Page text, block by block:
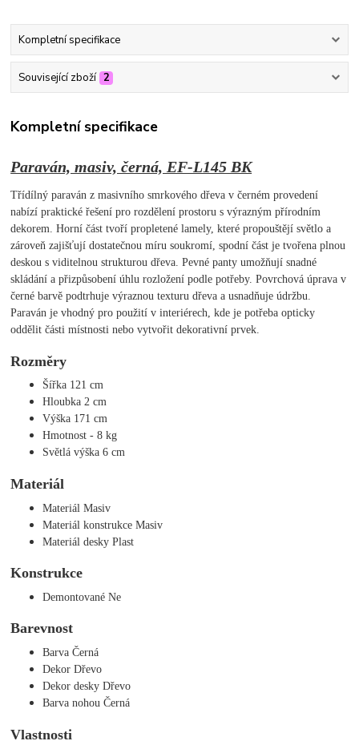
Kompletní specifikace
Související zboží 2
Kompletní specifikace
Paraván, masiv, černá, EF-L145 BK
Třídílný paraván z masivního smrkového dřeva v černém provedení
nabízí praktické řešení pro rozdělení prostoru s výrazným přírodním
dekorem. Horní část tvoří propletené lamely, které propouštějí světlo a
zároveň zajišťují dostatečnou míru soukromí, spodní část je tvořena plnou
deskou s viditelnou strukturou dřeva. Pevné panty umožňují snadné
skládání a přizpůsobení úhlu rozložení podle potřeby. Povrchová úprava v
černé barvě podtrhuje výraznou texturu dřeva a usnadňuje údržbu.
Paraván je vhodný pro použití v interiérech, kde je potřeba opticky
oddělit části místnosti nebo vytvořit dekorativní prvek.
Rozměry
Šířka 121 cm
Hloubka 2 cm
Výška 171 cm
Hmotnost - 8 kg
Světlá výška 6 cm
Materiál
Materiál Masiv
Materiál konstrukce Masiv
Materiál desky Plast
Konstrukce
Demontované Ne
Barevnost
Barva Černá
Dekor Dřevo
Dekor desky Dřevo
Barva nohou Černá
Vlastnosti